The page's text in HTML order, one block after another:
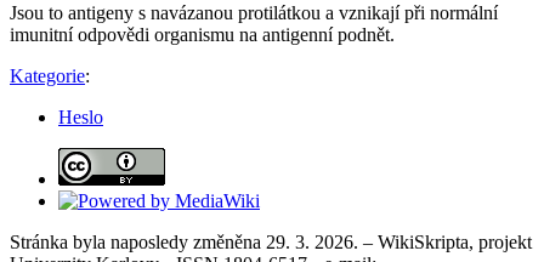
Jsou to antigeny s navázanou protilátkou a vznikají při normální
imunitní odpovědi organismu na antigenní podnět.
Kategorie:
Heslo
Stránka byla naposledy změněna 29. 3. 2026. – WikiSkripta, projekt